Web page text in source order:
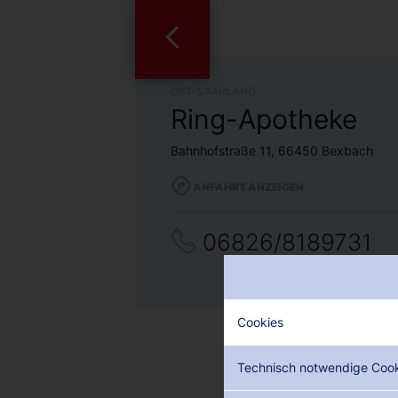
Ring-Apotheke
Bahnhofstraße 11, 66450 Bexbach
06826/8189731
Cookies
Technisch notwendige